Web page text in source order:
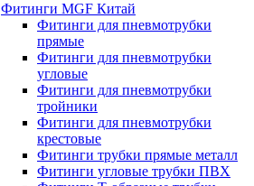
Фитинги MGF Китай
Фитинги для пневмотрубки
прямые
Фитинги для пневмотрубки
угловые
Фитинги для пневмотрубки
тройники
Фитинги для пневмотрубки
крестовые
Фитинги трубки прямые металл
Фитинги угловые трубки ПВХ